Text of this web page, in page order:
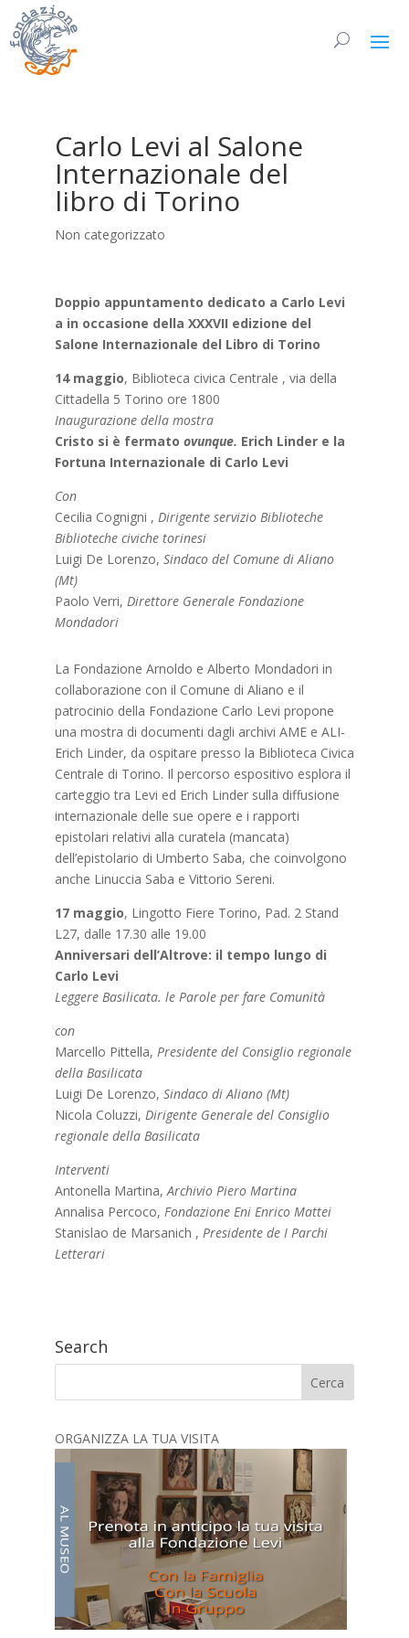
Carlo Levi al Salone
Internazionale del
libro di Torino
Non categorizzato
Doppio appuntamento dedicato a Carlo Levi
a in occasione della XXXVII edizione del
Salone Internazionale del Libro di Torino
14 maggio, Biblioteca civica Centrale , via della
Cittadella 5 Torino ore 1800
Inaugurazione della mostra
Cristo si è fermato ovunque. Erich Linder e la
Fortuna Internazionale di Carlo Levi
Con
Cecilia Cognigni , Dirigente servizio Biblioteche
Biblioteche civiche torinesi
Luigi De Lorenzo, Sindaco del Comune di Aliano
(Mt)
Paolo Verri, Direttore Generale Fondazione
Mondadori
La Fondazione Arnoldo e Alberto Mondadori in
collaborazione con il Comune di Aliano e il
patrocinio della Fondazione Carlo Levi propone
una mostra di documenti dagli archivi AME e ALI-
Erich Linder, da ospitare presso la Biblioteca Civica
Centrale di Torino. Il percorso espositivo esplora il
carteggio tra Levi ed Erich Linder sulla diffusione
internazionale delle sue opere e i rapporti
epistolari relativi alla curatela (mancata)
dell’epistolario di Umberto Saba, che coinvolgono
anche Linuccia Saba e Vittorio Sereni.
17 maggio, Lingotto Fiere Torino, Pad. 2 Stand
L27, dalle 17.30 alle 19.00
Anniversari dell’Altrove: il tempo lungo di
Carlo Levi
Leggere Basilicata. le Parole per fare Comunità
con
Marcello Pittella, Presidente del Consiglio regionale
della Basilicata
Luigi De Lorenzo, Sindaco di Aliano (Mt)
Nicola Coluzzi, Dirigente Generale del Consiglio
regionale della Basilicata
Interventi
Antonella Martina,Archivio Piero Martina
Annalisa Percoco, Fondazione Eni Enrico Mattei
Stanislao de Marsanich , Presidente de I Parchi
Letterari
Search
ORGANIZZA LA TUA VISITA